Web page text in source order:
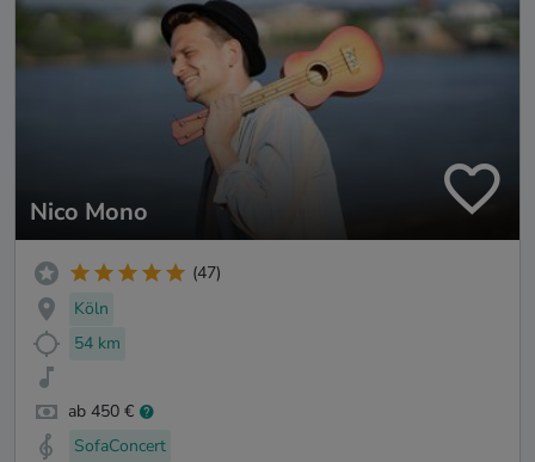
Nico Mono
(47)
Köln
54 km
ab 450 €
SofaConcert